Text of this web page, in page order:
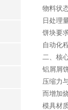
物料状
日处理
饼块要
自动化
二、核
铝屑屑
压缩力
而增加
模具材